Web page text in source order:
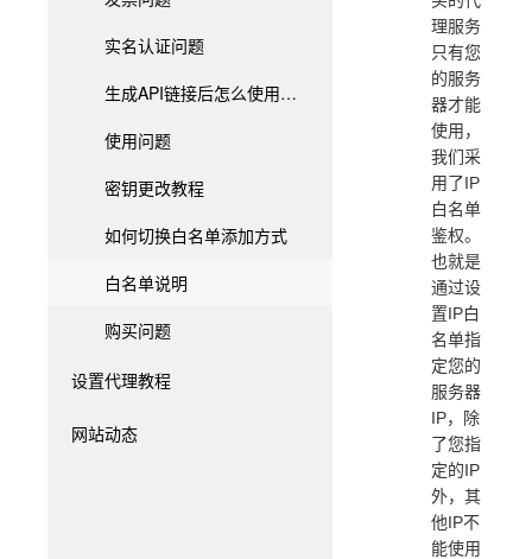
实名认证问题
生成API链接后怎么使用？API链接说明
使用问题
密钥更改教程
如何切换白名单添加方式
白名单说明
购买问题
设置代理教程
网站动态
理服务
只有您
的服务
器才能
使用，
我们采
用了IP
白名单
鉴权。
也就是
通过设
置IP白
名单指
定您的
服务器
IP，除
了您指
定的IP
外，其
他IP不
能使用